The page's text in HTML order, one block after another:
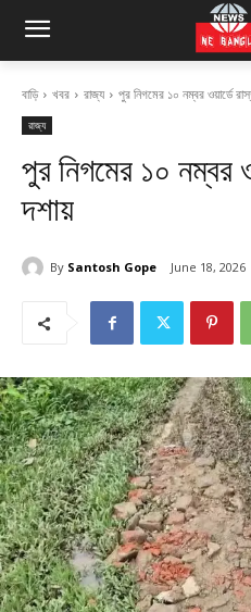
বাড়ি খবর রাজ্য পুর নিগমের ১০ নম্বর ওয়ার্ডে
রাজ্য
পুর নিগমের ১০ নম্বর
দশায়
By Santosh Gope June 18, 2026